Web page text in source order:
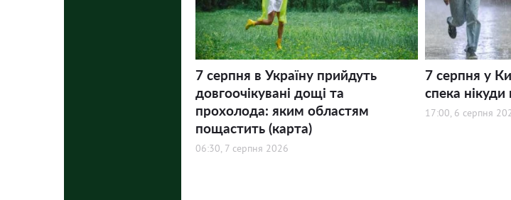
7 серпня в Україну прийдуть
довгоочікувані дощі та
прохолода: яким областям
пощастить (карта)
06:30, 7 серпня 2026
7 серпня у
спека нікуди
17:00, 6 серпня